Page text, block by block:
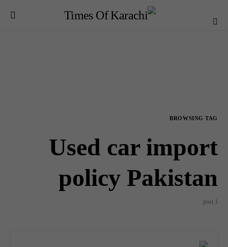
BROWSING TAG
Used car import
policy Pakistan
1 post